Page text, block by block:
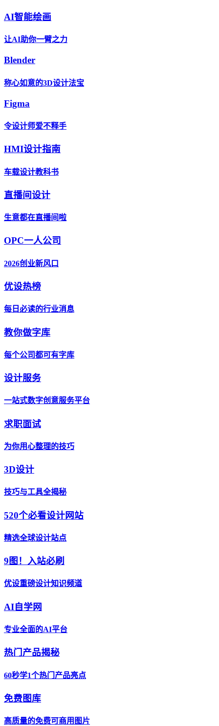
AI智能绘画
让AI助你一臂之力
Blender
称心如意的3D设计法宝
Figma
令设计师爱不释手
HMI设计指南
车载设计教科书
直播间设计
生意都在直播间啦
OPC一人公司
2026创业新风口
优设热榜
每日必读的行业消息
教你做字库
每个公司都可有字库
设计服务
一站式数字创意服务平台
求职面试
为你用心整理的技巧
3D设计
技巧与工具全揭秘
520个必看设计网站
精选全球设计站点
9图！入站必刷
优设重磅设计知识频道
AI自学网
专业全面的AI平台
热门产品揭秘
60秒学1个热门产品亮点
免费图库
高质量的免费可商用图片